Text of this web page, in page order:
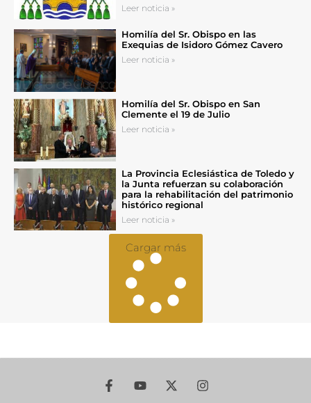
Leer noticia »
Homilía del Sr. Obispo en las
Exequias de Isidoro Gómez Cavero
Leer noticia »
Homilía del Sr. Obispo en San
Clemente el 19 de Julio
Leer noticia »
La Provincia Eclesiástica de Toledo y
la Junta refuerzan su colaboración
para la rehabilitación del patrimonio
histórico regional
Leer noticia »
Cargar más